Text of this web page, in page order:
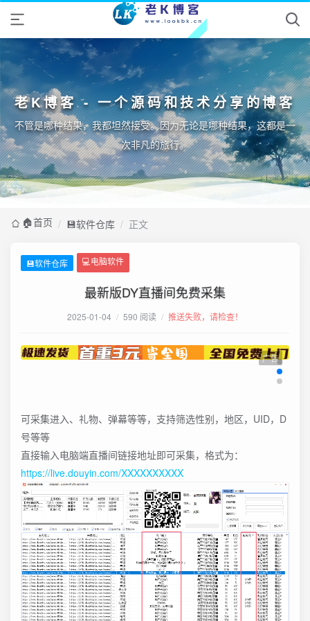
老K博客 - 一个源码和技术分享的博客
不管是哪种结果，我都坦然接受。因为无论是哪种结果，这都是一
次非凡的旅行。
🏠️首页 / 💾软件仓库 / 正文
💾软件仓库 💻电脑软件
最新版DY直播间免费采集
2025-01-04 / 590 阅读 / 推送失败，请检查！
广告
可采集进入、礼物、弹幕等等，支持筛选性别，地区，UID，D
号等等
直接输入电脑端直播间链接地址即可采集，格式为：
https://live.douyin.com/XXXXXXXXXX